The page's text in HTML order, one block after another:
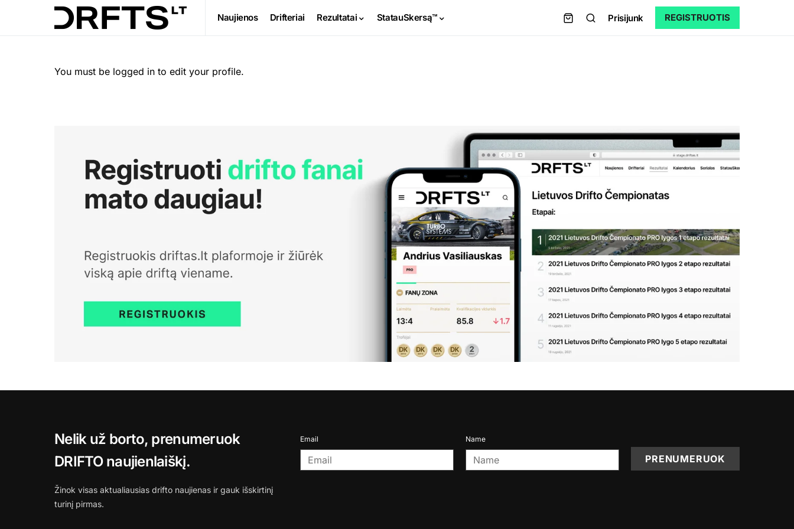
Naujienos Drifteriai Rezultatai StatauSkersą™ Prisijunk REGISTRUOTIS
You must be logged in to edit your profile.
Nelik už borto, prenumeruok
DRIFTO naujienlaiškį.
Žinok visas aktualiausias drifto naujienas ir gauk išskirtinį
turinį pirmas.
Email Name
PRENUMERUOK